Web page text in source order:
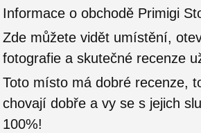
Informace o obchodě Primigi
Zde můžete vidět umístění,
fotografie a skutečné recenze
Toto místo má dobré recenze,
chovají dobře a vy se s jejich
100%!